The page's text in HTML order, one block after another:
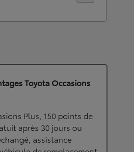
Toyota Occasions
Plus, 150 points de
après 30 jours ou
assistance